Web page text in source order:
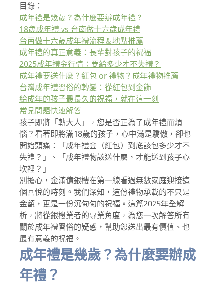
目錄：
成年禮是幾歲？為什麼要辦成年禮？
18歲成年禮 vs 台南做十六歲成年禮
台南做十六歲成年禮流程＆地點推薦
成年禮的真正意義：長輩對孩子的祝福
2025成年禮金行情：要給多少才不失禮？
成年禮要送什麼？紅包 or 禮物？成年禮物推薦
台灣成年禮習俗的轉變：從紅包到金飾
給成年的孩子最長久的祝福，就在這一刻
常見問題快速解答
孩子即將「轉大人」，您是否正為了成年禮而煩
惱？看著即將滿18歲的孩子，心中滿是驕傲，卻也
開始頭痛：「成年禮金（紅包）到底該包多少才不
失禮？」、「成年禮物該送什麼，才能送到孩子心
坎裡？」
別擔心，金滿億銀樓在第一線看過無數家庭迎接這
個喜悅的時刻。我們深知，這份禮物承載的不只是
金額，更是一份沉甸甸的祝福。這篇2025年全解
析，將從銀樓業者的專業角度，為您一次解答所有
關於成年禮習俗的疑惑，幫助您送出最有價值、也
最有意義的祝福。
成年禮是幾歲？為什麼要辦成
年禮？